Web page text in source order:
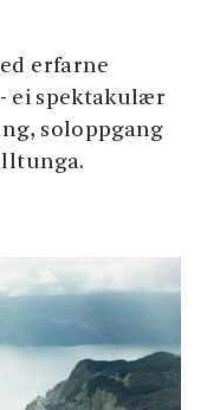
erfarne
ei spektakulær
soloppgang